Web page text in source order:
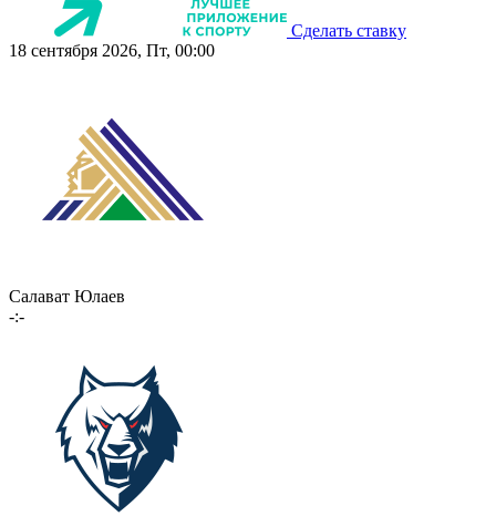
Сделать ставку
18 сентября 2026, Пт, 00:00
Салават Юлаев
-:-